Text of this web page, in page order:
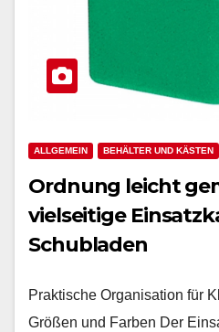
ALLGEMEIN BEHÄLTER UND KÄSTEN
Ordnung leicht
vielseitige
Schubladen
Praktische Organisation für
Größen und Farben Der